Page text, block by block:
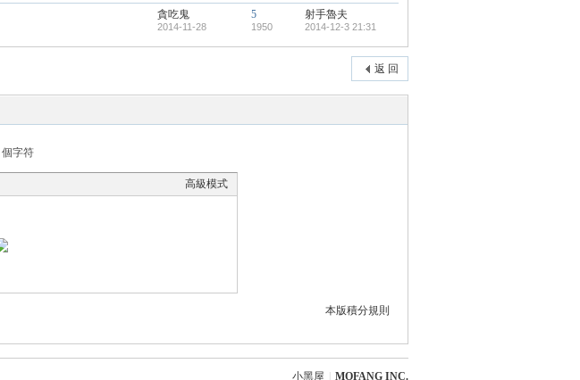
貪吃鬼
2014-11-28
5
1950
射手魯夫
2014-12-3 21:31
返 回
個字符
高級模式
本版積分規則
小黑屋 MOFANG INC.